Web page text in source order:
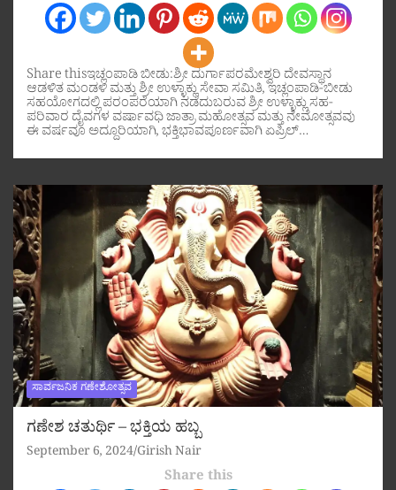
Share thisಇಚ್ಲಂಪಾಡಿ ಬೀಡು:ಶ್ರೀ ದುರ್ಗಾಪರಮೇಶ್ವರಿ ದೇವಸ್ಥಾನ
ಆಡಳಿತ ಮಂಡಳಿ ಮತ್ತು ಶ್ರೀ ಉಳ್ಳಾಕ್ಲು ಸೇವಾ ಸಮಿತಿ, ಇಚ್ಲಂಪಾಡಿ-ಬೀಡು
ಸಹಯೋಗದಲ್ಲಿ ಪರಂಪರೆಯಾಗಿ ನಡೆದುಬರುವ ಶ್ರೀ ಉಳ್ಳಾಕ್ಲು ಸಹ-
ಪರಿವಾರ ದೈವಗಳ ವರ್ಷಾವಧಿ ಜಾತ್ರಾ ಮಹೋತ್ಸವ ಮತ್ತು ನೇಮೋತ್ಸವವು
ಈ ವರ್ಷವೂ ಅದ್ದೂರಿಯಾಗಿ, ಭಕ್ತಿಭಾವಪೂರ್ಣವಾಗಿ ಏಪ್ರಿಲ್…
ಸಾರ್ವಜನಿಕ ಗಣೇಶೋತ್ಸವ
ಗಣೇಶ ಚತುರ್ಥಿ – ಭಕ್ತಿಯ ಹಬ್ಬ
September 6, 2024 Girish Nair
Share this